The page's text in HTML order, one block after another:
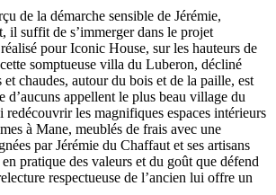
de la démarche sensible de Jérémie,
il suffit de s’immerger dans le projet
pour Iconic House, sur les hauteurs de
somptueuse villa du Luberon, décliné
et chaudes, autour du bois et de la paille, est
d’aucuns appellent le plus beau village du
redécouvrir les magnifiques espaces intérieurs
à Mane, meublés de frais avec une
par Jérémie du Chaffaut et ses artisans
pratique des valeurs et du goût que défend
respectueuse de l’ancien lui offre un